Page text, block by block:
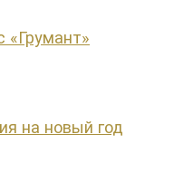
«Грумант»
на новый год